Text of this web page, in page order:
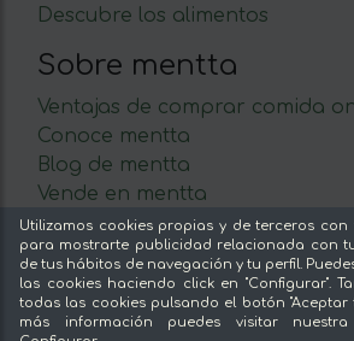
Descubre los alimentos
Sobre mentta
Ventajas de comprar comida
Conoce mentta
Blog de mentta
Vende en mentta
Fidelización
Preguntas frecuentes
Legal
Utilizamos cookies propias y de terceros
para mostrarte publicidad relacionada con
de tus hábitos de navegación y tu perfil.
las cookies haciendo click en "Configurar".
todas las cookies pulsando el botón "Aceptar
más información puedes visitar